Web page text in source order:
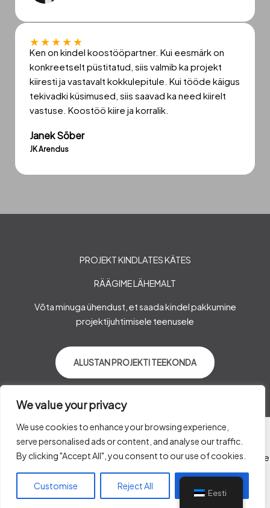
We value your privacy
We use cookies to enhance your browsing experience,
serve personalised ads or content, and analyse our traffic.
By clicking "Accept All", you consent to our use of cookies.
Customise Reject All
★★★★★
Ken on kindel koostööpartner. Kui eesmärk on
konkreetselt püstitatud, siis valmib ka projekt
kiiresti ja vastavalt kokkulepitule. Kui tööde käigus
tekivadki küsimused, siis saavad ka need kiirelt
vastuse. Koostöö kiire ja korralik.
Janek Sõber
JK Arendus
PROJEKT KINDLATES KÄTES
RÄÄGIME LÄHEMALT
Võta minuga ühendust, et saada kindel pakkumine
projektijuhtimisele teenusele
ALUSTAN PROJEKTI TEEKONDA
Kõik autoriõigused kaitstud
Limitlessways OÜ © 2026 Limitlessways - ehituse projektijuhtimine
ken@limitlessways.ee
+3725049017
Eesti